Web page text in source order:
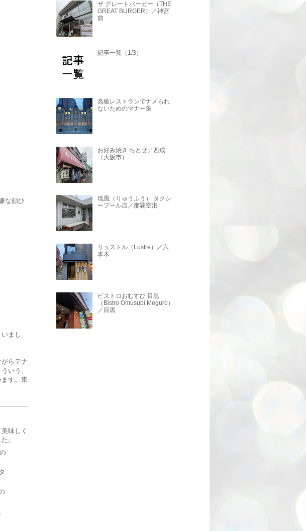
な顔ひ
まし
らテナ
いう、
す。東
味しく
。
ザ グレートバーガー（THE
GREAT BURGER）／神宮
前
記事一覧（1/3）
高級レストランでナメられ
ないためのマナー集
お好み焼き ちとせ／西成
（大阪市）
琉風（りゅうふう） タクシ
ープール店／那覇空港
リュストル（Lustre）／六
本木
ビストロおむすび 目黒
（Bistro Omusubi Meguro）
／目黒